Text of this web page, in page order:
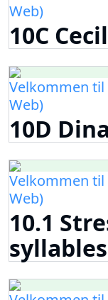
Web)
10C
Velkommen
Web)
10D
Velkommen
Web)
10.1
syllables